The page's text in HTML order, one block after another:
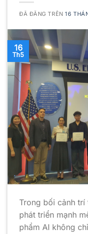
ĐÃ ĐĂNG TRÊN16
16
Th5
Trong bối cảnh trí
phát triển mạnh
phẩm AI không